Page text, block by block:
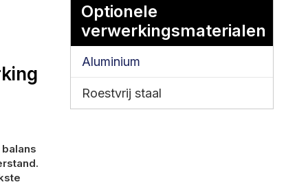
Optionele
verwerkingsmaterialen
Aluminium
Roestvrij staal